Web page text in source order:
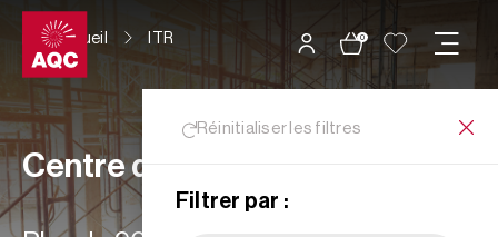
Panneau de gestion des cookies
0
Accueil ITR
Réinitialiser les filtres
Filtrer par :
Centre de ressources